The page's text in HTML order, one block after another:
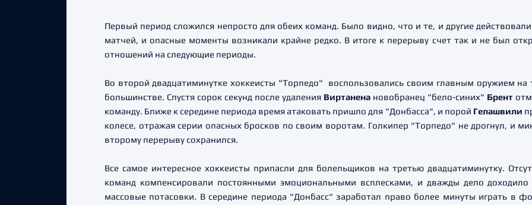
Первый период сложился непросто для обеих команд. Было видно, что и те, и другие
матчей, и опасные моменты возникали крайне редко. В итоге к перерыву счет так и не был
отношений на следующие периоды.
Во второй двадцатиминутке хоккеисты "Торпедо" воспользовались своим главным оружием на
большинстве. Спустя сорок секунд после удаления Виртанена новобранец "бело-синих" Брент
команду. Ближе к середине периода время атаковать пришло для "Донбасса", и порой Гелашвили
колесе, отражая серии опасных бросков по своим воротам. Голкипер "Торпедо" не дрогнул, и
второму перерыву сохранился.
Все самое интересное хоккеисты припасли для болельщиков на третью двадцатиминутку.
команд компенсировали постоянными эмоциональными всплесками, и дважды дело
массовые потасовки. В середине периода "Донбасс" заработал право более минуты играть в